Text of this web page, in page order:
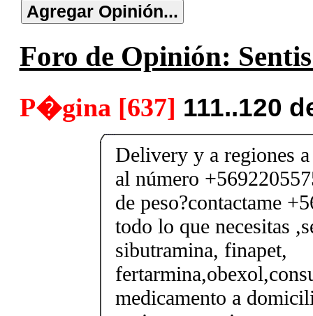
Foro de Opinión:
P�gina [637] 111..120
Delivery y a regiones
al número
de peso?contactame
todo lo que necesitas
sibutramina, finapet,
medicamento a